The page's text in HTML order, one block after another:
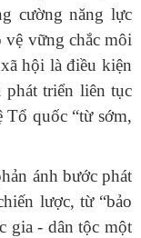
cường năng lực
vững chắc môi
hội là điều kiện
phát triển liên tục
quốc “từ sớm,
ánh bước phát
lược, từ “bảo
gia - dân tộc một